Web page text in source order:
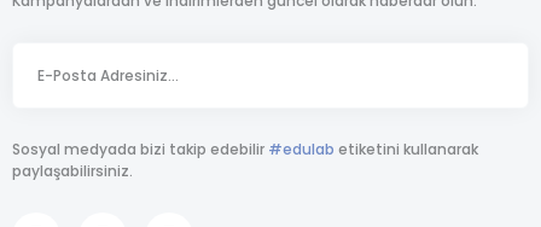
Sosyal medyada bizi takip edebilir #edulab etiketini kullanarak
paylaşabilirsiniz.